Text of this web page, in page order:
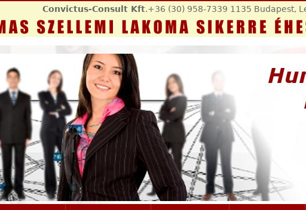
Jump to navigation
Convictus-Consult Kft.+36 (30) 958-7339 1135 Budapest,